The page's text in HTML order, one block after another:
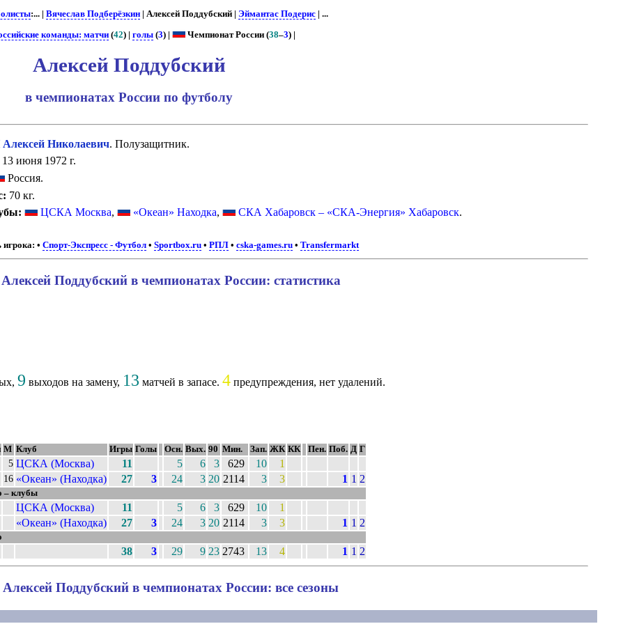
:... | Вячеслав Подберёзкин | Алексей Поддубский | Эймантас Подерис | ...
команды: матчи (42) | голы (3) | Чемпионат России (38–3) |
Алексей Поддубский
в чемпионатах России по футболу
Николаевич. Полузащитник.
13 июня 1972 г.
Россия.
70 кг.
ЦСКА Москва, «Океан» Находка, СКА Хабаровск – «СКА-Энергия» Хабаровск.
• Спорт-Экспресс - Футбол• Sportbox.ru• РПЛ• cska-games.ru• Transfermarkt
Алексей Поддубский в чемпионатах России: статистика
9 выходов на замену, 13 матчей в запасе. 4предупреждения, нет удалений.
М Клуб Игры Голы Осн. Вых. 90 Мин. Зап. ЖК КК Пен. Поб. Д Г
5 ЦСКА (Москва) 11 5 6 3 629 10
1
16 «Океан» (Находка) 27 3 24 3 20 2114 3 3 1 1 2
– клубы
ЦСКА (Москва) 11 5 6 3 629 10
1
«Океан» (Находка)
27 3 24 3 20 2114 3 3 1 1 2
38 3 29 9 23 2743 13 4 1 1 2
Алексей Поддубский в чемпионатах России: все сезоны